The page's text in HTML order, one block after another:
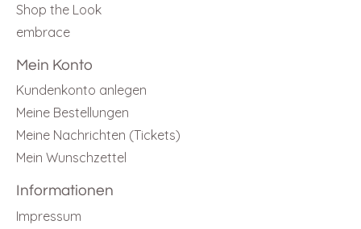
Shop the Look
embrace
Mein Konto
Kundenkonto anlegen
Meine Bestellungen
Meine Nachrichten (Tickets)
Mein Wunschzettel
Informationen
Impressum